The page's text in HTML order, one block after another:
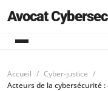
Avocat
Accueil
Cyber-justice
Acteurs de la cybersécurité